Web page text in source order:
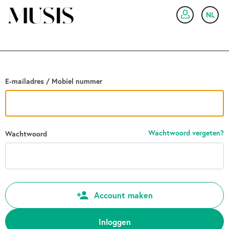
NL
E-mailadres / Mobiel nummer
Wachtwoord Wachtwoord vergeten?
Account maken
Inloggen